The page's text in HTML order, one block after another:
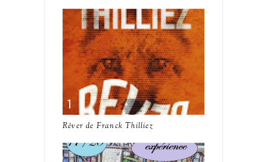
Rêver de Franck Thilliez